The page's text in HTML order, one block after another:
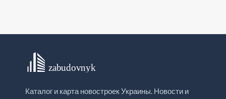
Каталог и карта новостроек Украины. Новости и